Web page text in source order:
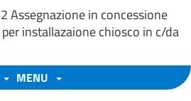
Assegnazione in concessione
installazaione chiosco in c/da
MENU